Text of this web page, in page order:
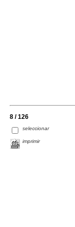
8 / 126
seleccionar
imprimir